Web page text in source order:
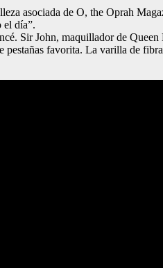
asociada de O, the Oprah
el día”.
Sir John, maquillador de
favorita. La varilla de